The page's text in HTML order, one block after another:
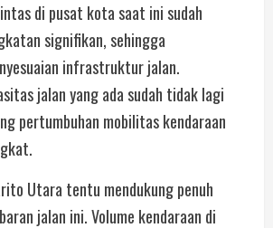
di pusat kota saat ini sudah
signifikan, sehingga
infrastruktur jalan.
jalan yang ada sudah tidak lagi
pertumbuhan mobilitas kendaraan
Utara tentu mendukung penuh
jalan ini. Volume kendaraan di